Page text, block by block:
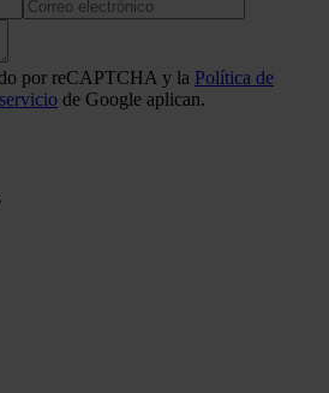
por reCAPTCHA y la Política de
de Google aplican.